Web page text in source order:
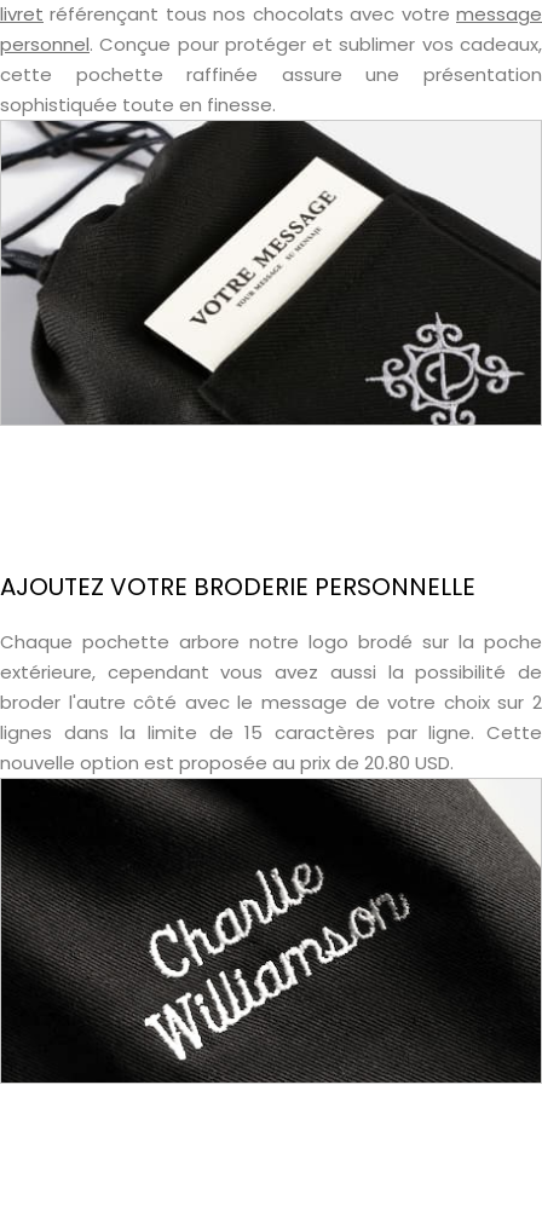
livret référençant tous nos chocolats avec votre message
personnel. Conçue pour protéger et sublimer vos cadeaux,
cette pochette raffinée assure une présentation
sophistiquée toute en finesse.
AJOUTEZ VOTRE BRODERIE PERSONNELLE
Chaque pochette arbore notre logo brodé sur la poche
extérieure, cependant vous avez aussi la possibilité de
broder l'autre côté avec le message de votre choix sur 2
lignes dans la limite de 15 caractères par ligne. Cette
nouvelle option est proposée au prix de 20.80 USD.